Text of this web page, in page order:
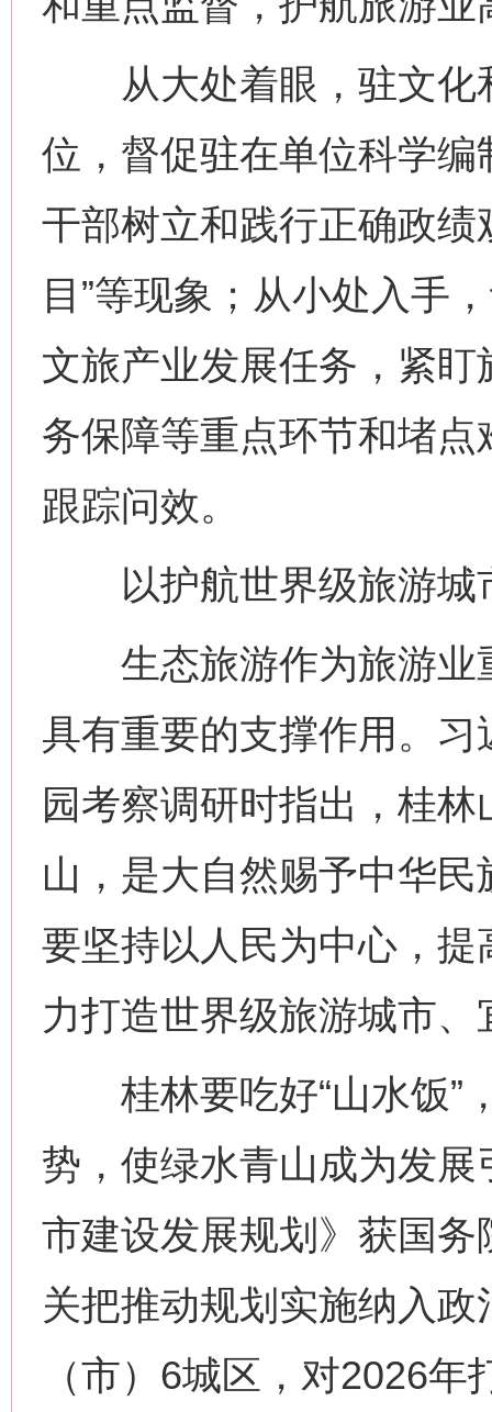
从大处着眼，驻文化
位，督促驻在单位科学编
干部树立和践行正确政绩
目”等现象；从小处入手
文旅产业发展任务，紧
务保障等重点环节和堵
跟踪问效。
以护航世界级旅游城
生态旅游作为旅游业
具有重要的支撑作用。
园考察调研时指出，桂
山，是大自然赐予中华
要坚持以人民为中心，
力打造世界级旅游城市、
桂林要吃好“山水饭”
势，使绿水青山成为发
市建设发展规划》获国
关把推动规划实施纳入
（市）6城区，对2026